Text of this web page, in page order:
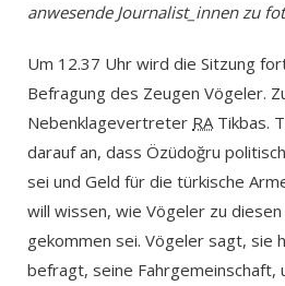
anwesende Journalist_innen zu
Um 12.37 Uhr wird die Sitzung
Befragung des Zeugen Vögeler.
Nebenklagevertreter RA Tikbas.
darauf an, dass Özüdoğru
sei und Geld für die türkische
will wissen, wie Vögeler zu
gekommen sei. Vögeler sagt, sie
befragt, seine Fahrgemeinschaft,